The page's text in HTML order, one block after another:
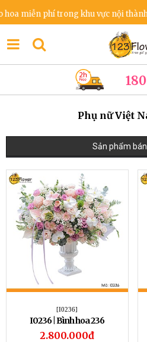
phí trong khu vực nội thành -
Phụ nữ Việt
Sản phẩm
[I0236]
I0236 | Bình hoa 236
2.800.000đ